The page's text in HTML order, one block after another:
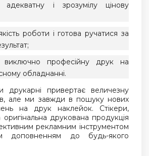
адекватну і зрозумілу цінову
роботи і готова ручатися за
виключно професійну друк на
обладнанні.
друкарні привертає величезну
але ми завжди в пошуку нових
на друк наклейок. Стікери,
оригінальна друкована продукція
рекламним інструментом
доповненням до будь-якого